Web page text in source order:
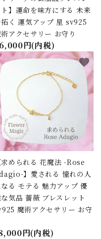
ト】運命を味方にする 未来
拓く 運気アップ 星 sv925
アクセサリー お守り
円(内税)
求められる 花魔法 -Rose
】愛される 憧れの人
なる モテる 魅力アップ 優
気品 薔薇 ブレスレット
魔術アクセサリー お守
円(内税)
favorite